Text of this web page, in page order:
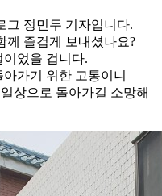
그 정민두 기자입니다.
께 즐겁게 보내셨나요?
었을 겁니다.
가기 위한 고통이니
상으로 돌아가길 소망해